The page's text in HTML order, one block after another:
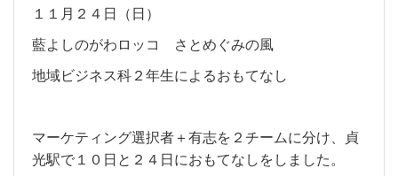
１１月２４日（日）
藍よしのがわロッコ さとめぐみの風
地域ビジネス科２年生によるおもてなし
マーケティング選択者＋有志を２チームに分け、貞
光駅で１０日と２４日におもてなしをしました。